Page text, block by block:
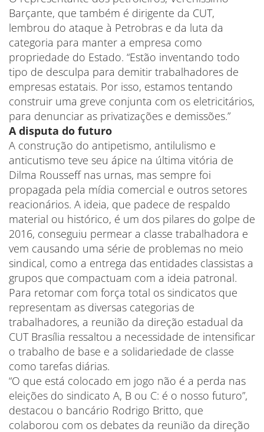
Barçante, que também é dirigente da CUT,
lembrou do ataque à Petrobras e da luta da
categoria para manter a empresa como
propriedade do Estado. “Estão inventando todo
tipo de desculpa para demitir trabalhadores de
empresas estatais. Por isso, estamos tentando
construir uma greve conjunta com os eletricitários,
para denunciar as privatizações e demissões.”
A disputa do futuro
A construção do antipetismo, antilulismo e
anticutismo teve seu ápice na última vitória de
Dilma Rousseff nas urnas, mas sempre foi
propagada pela mídia comercial e outros setores
reacionários. A ideia, que padece de respaldo
material ou histórico, é um dos pilares do golpe de
2016, conseguiu permear a classe trabalhadora e
vem causando uma série de problemas no meio
sindical, como a entrega das entidades classistas a
grupos que compactuam com a ideia patronal.
Para retomar com força total os sindicatos que
representam as diversas categorias de
trabalhadores, a reunião da direção estadual da
CUT Brasília ressaltou a necessidade de intensificar
o trabalho de base e a solidariedade de classe
como tarefas diárias.
“O que está colocado em jogo não é a perda nas
eleições do sindicato A, B ou C: é o nosso futuro”,
destacou o bancário Rodrigo Britto, que
colaborou com os debates da reunião da direção